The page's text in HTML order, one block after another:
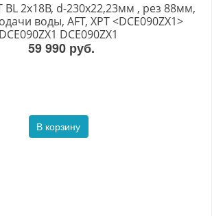
BL 2x18В, d-230x22,23мм , рез 88мм,
воды, AFT, XPT <DCE090ZX1>
DCE090ZX1 DCE090ZX1
59 990 руб.
В корзину